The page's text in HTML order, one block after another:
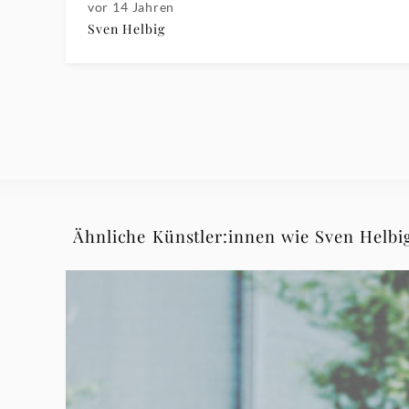
vor 14 Jahren
Sven Helbig
Ähnliche Künstler:innen wie Sven